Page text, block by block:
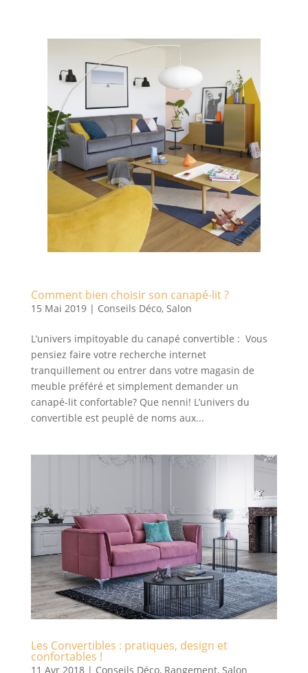
Comment bien choisir son canapé-lit ?
15 Mai 2019| Conseils Déco, Salon
L’univers impitoyable du canapé convertible : Vous
pensiez faire votre recherche internet
tranquillement ou entrer dans votre magasin de
meuble préféré et simplement demander un
canapé-lit confortable? Que nenni! L’univers du
convertible est peuplé de noms aux...
Les Convertibles : pratiques, design et
confortables !
11 Avr 2018| Conseils Déco, Rangement, Salon